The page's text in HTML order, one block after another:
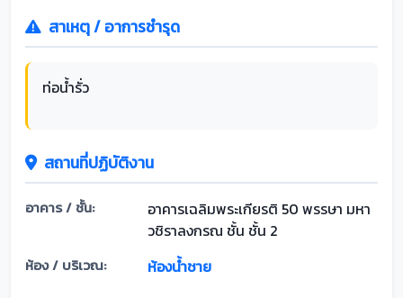
สาเหตุ / อาการชำรุด
ท่อน้ำรั่ว
สถานที่ปฏิบัติงาน
อาคาร / ชั้น:
อาคารเฉลิมพระเกียรติ 50 พรรษา มหา
วชิราลงกรณ ชั้น ชั้น 2
ห้อง / บริเวณ: ห้องน้ำชาย